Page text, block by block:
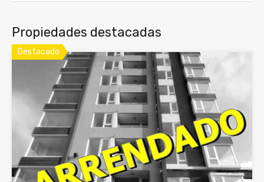
Propiedades destacadas
Destacado